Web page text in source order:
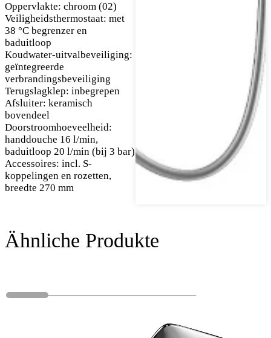
Oppervlakte: chroom (02)
Veiligheidsthermostaat: met
38 °C begrenzer en
baduitloop
Koudwater-uitvalbeveiliging:
geïntegreerde
verbrandingsbeveiliging
Terugslagklep: inbegrepen
Afsluiter: keramisch
bovendeel
Doorstroomhoeveelheid:
handdouche 16 l/min,
baduitloop 20 l/min (bij 3 bar)
Accessoires: incl. S-
koppelingen en rozetten,
breedte 270 mm
Ähnliche Produkte